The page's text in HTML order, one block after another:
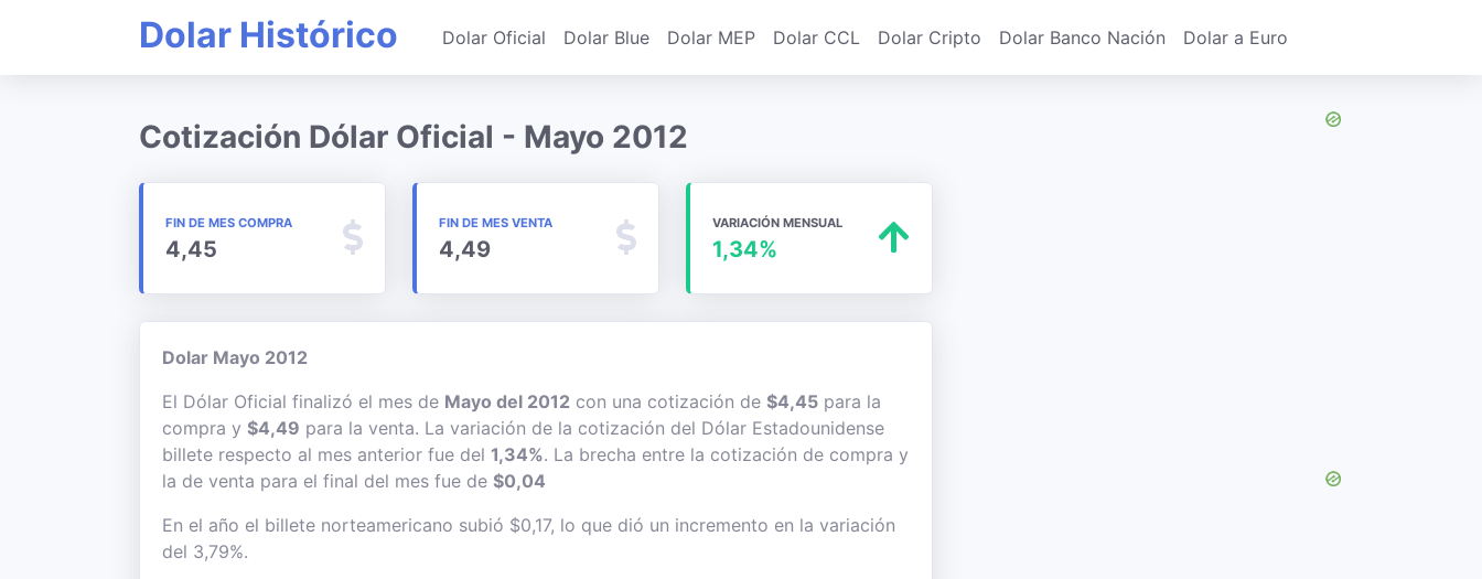
Dolar Histórico Dolar Oficial Dolar Blue Dolar MEP Dolar CCL Dolar Cripto Dolar Banco Nación Dolar a Euro
Cotización Dólar Oficial - Mayo 2012
FIN DE MES COMPRA
4,45
FIN DE MES VENTA
4,49
VARIACIÓN MENSUAL
1,34%
Dolar Mayo 2012
El Dólar Oficial finalizó el mes de Mayo del 2012 con una cotización de $4,45 para la
compra y $4,49 para la venta. La variación de la cotización del Dólar Estadounidense
billete respecto al mes anterior fue del 1,34%. La brecha entre la cotización de compra y
la de venta para el final del mes fue de $0,04
En el año el billete norteamericano subió $0,17, lo que dió un incremento en la variación
del 3,79%.